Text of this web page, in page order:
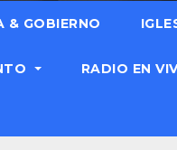
& GOBIERNO
RADIO EN